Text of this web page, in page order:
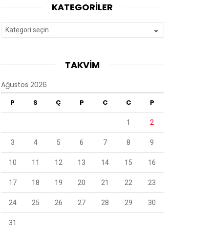
KATEGORILER
Kategoriler
TAKVIM
Ağustos 2026
P S Ç P C C P
1 2
3 4 5 6 7 8 9
10 11 12 13 14 15 16
17 18 19 20 21 22 23
24 25 26 27 28 29 30
31